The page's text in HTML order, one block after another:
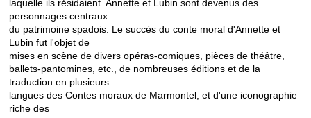
laquelle ils résidaient. Annette et Lubin sont devenus des
personnages centraux
du patrimoine spadois. Le succès du conte moral d'Annette et
Lubin fut l'objet de
mises en scène de divers opéras-comiques, pièces de théâtre,
ballets-pantomines, etc., de nombreuses éditions et de la
traduction en plusieurs
langues des Contes moraux de Marmontel, et d'une iconographie
riche des